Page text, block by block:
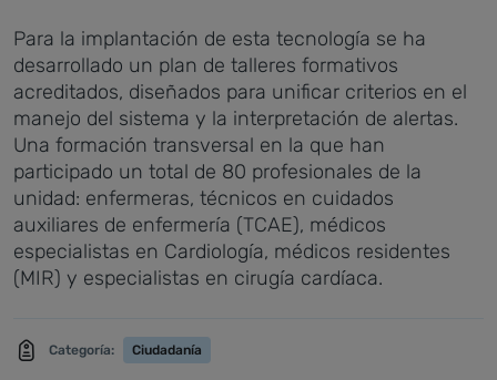
Para la implantación de esta tecnología se ha
desarrollado un plan de talleres formativos
acreditados, diseñados para unificar criterios en el
manejo del sistema y la interpretación de alertas.
Una formación transversal en la que han
participado un total de 80 profesionales de la
unidad: enfermeras, técnicos en cuidados
auxiliares de enfermería (TCAE), médicos
especialistas en Cardiología, médicos residentes
(MIR) y especialistas en cirugía cardíaca.
Categoría: Ciudadanía